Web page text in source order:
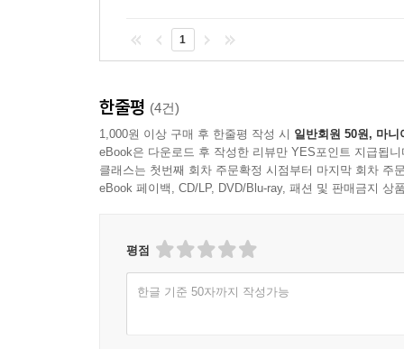
1
한줄평 (4건)
1,000원 이상 구매 후 한줄평 작성 시 일반회원 50원, 마니
eBook은 다운로드 후 작성한 리뷰만 YES포인트 지급됩니
클래스는 첫번째 회차 주문확정 시점부터 마지막 회차 주
eBook 페이백, CD/LP, DVD/Blu-ray, 패션 및 판매금지 상
평점
한글 기준 50자까지 작성가능